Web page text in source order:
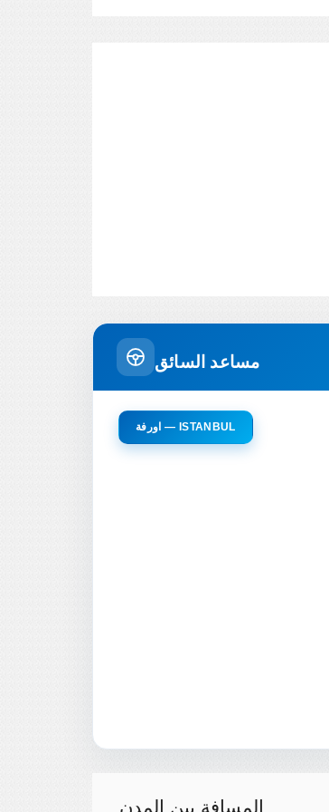
مساعد السائق
اورفة — ISTANBUL
المسافة بين المدن